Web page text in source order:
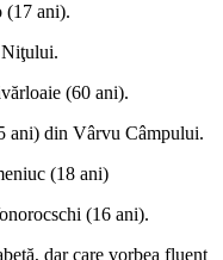
(17 ani).
Niţului.
(60 ani).
ani) din Vârvu Câmpului.
(18 ani)
(16 ani).
dar care vorbea fluent